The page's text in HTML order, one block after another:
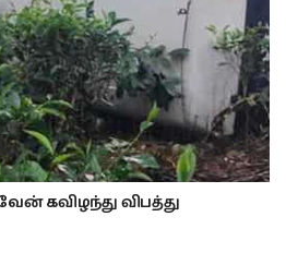
கவிழந்து விபத்து